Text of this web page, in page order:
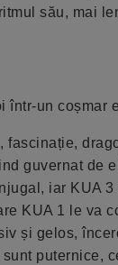
său, mai
într-un coșmar
guvernat de
iar KUA
KUA 1 le va
și gelos,
puternice,